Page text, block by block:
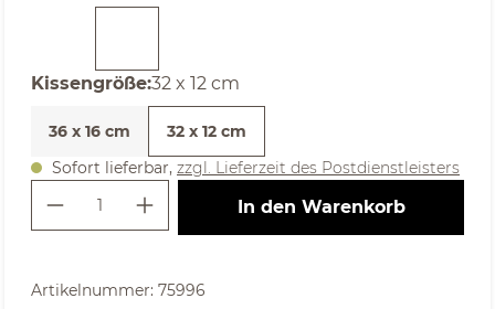
Kissengrößeauswählen
:32 x 12 cm
36 x 16 cm
32 x 12 cm
Sofort lieferbar, zzgl. Lieferzeit des Postdienstleisters
Produkt Anzahl: Gib den
In den Warenkorb
Artikelnummer: 75996